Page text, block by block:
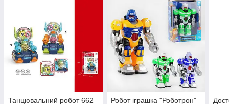
Танцювальний робот 662 Робот іграшка "Роботрон"